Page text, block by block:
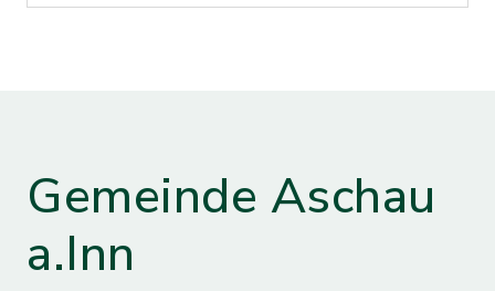
Gemeinde Aschau
a.Inn